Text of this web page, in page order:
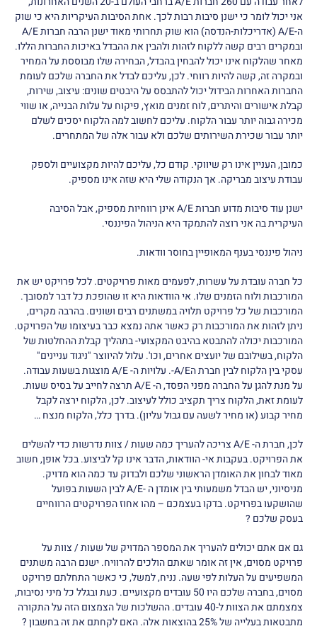
אני יכול לומר כי ישנן סיבות רבות לכך. אחת הסיבות העיקריות היא כי שוק
ה-A/E (אדריכלות-הנדסה) הוא שוק תחרותי מאוד ישנן הרבה חברות A/E
ובמקרים רבים קשה ללקוח לזהות ולהבין את ההבדל באיכות החברות הללו.
מאחר שהלקוח אינו יכול להבחין בהבדל, הבחירה שלו מבוססת על המחיר
ובמקרה זה, קשה להיות רווחי. לכן, עליכם לבדל את החברה שלכם לעומת
החברות האחרות הבידול יכול להתבסס על היבטים שונים: עיצוב, שירות,
קבלת אישורים והיתרים, לוח זמנים מואץ, פיקוח על עלות הבנייה, או שווי
מכירה גבוה יותר עבור הלקוח. עליכם לחשוב למה הלקוח יסכים לשלם
יותר עבור שכירת השירותים שלכם ולא עבור אלה של המתחרים.
כמובן, העניין אינו רק שיווקי. קודם כל, עליכם להיות מקצועיים ולספק
עבודת עיצוב מבריקה. אך הנקודה שלי היא שזה אינו מספיק.
ישנן עוד סיבות מדוע חברות A/E אינן רווחיות מספיק, אבל הסיבה
העיקרית בה אני רוצה להתמקד היא הניהול הפיננסי.
ניהול פיננסי בענף המאופיין בחוסר וודאות.
כל חברה עובדת על עשרות, לפעמים מאות פרויקטים. לכל פרויקט יש את
המורכבות ולוח הזמנים שלו. אי הוודאות היא זו שהופכת כל דבר למסובך.
המורכבות של כל פרויקט תלויה במשתנים רבים ושונים. בהרבה מקרים,
ניתן לזהות את המורכבות רק כאשר אתה נמצא כבר בעיצומו של הפרויקט.
המורכבות יכולה להתבטא בהיבט המקצועי- בתהליך קבלת ההחלטות של
הלקוח, בשילובם של יועצים אחרים, וכו'. עלול להיווצר "ניגוד עניינים"
עסקי בין הלקוח לבין חברת הA/E-. עלויות ה- A/E מוצגות בשעות עבודה.
על מנת להגן על החברה מפני הפסד, ה- A/E תרצה לחייב על בסיס שעות.
לעומת זאת, הלקוח צריך תקציב כולל לעיצוב. לכן, הלקוח ירצה לקבל
מחיר קבוע (או מחיר לשעה עם גבול עליון). בדרך כלל, הלקוח מנצח …
לכן, חברת ה- A/E צריכה להעריך כמה שעות / צוות נדרשות כדי להשלים
את הפרויקט. בעקבות אי- הוודאות, הדבר אינו קל לביצוע. בכל אופן, חשוב
מאוד לבחון את האומדן הראשוני שלכם ולבדוק עד כמה הוא מדויק.
מניסיוני, יש הבדל משמעותי בין אומדן ה -A/E לבין השעות בפועל
שהושקעו בפרויקט. בדקו בעצמכם – מהו אחוז הפרויקטים הרווחיים
בעסק שלכם ?
גם אם אתם יכולים להעריך את המספר המדויק של שעות / צוות על
פרויקט מסוים, אין זה אומר שאתם הולכים להרוויח. ישנם הרבה משתנים
המשפיעים על העלות לפי שעה. נניח, למשל, כי כאשר התחלתם פרויקט
מסוים, בחברה שלכם היו 50 עובדים מקצועיים. כעת ובגלל כל מיני נסיבות,
צמצמתם את הצוות ל-40 עובדים. ההשלכות של הצמצום הזה על התקורה
מתבטאות בעלייה של 25% בהוצאות אלה. האם לקחתם את זה בחשבון ?